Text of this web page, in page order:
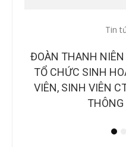
Tin
CÔNG BỐ BAN
CUỘC THI “Ý
SÁNG TẠO CTUT